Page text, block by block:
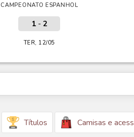
CAMPEONATO ESPANHOL
1- 2
TER, 12/05
Títulos Camisas e